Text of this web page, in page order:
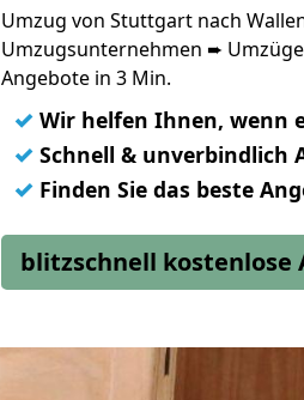
Umzug von Stuttgart nach
Umzugsunternehmen ➨
Angebote in 3 Min.
✓ Wir helfen Ihnen, wenn
✓ Schnell & unverbindlich
✓ Finden Sie das beste
blitzschnell kostenlose